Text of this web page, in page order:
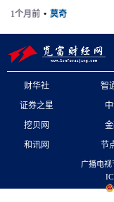
1个月前 • 莫奇
财华社 智
证券之星
挖贝网
和讯网
节
广播电视